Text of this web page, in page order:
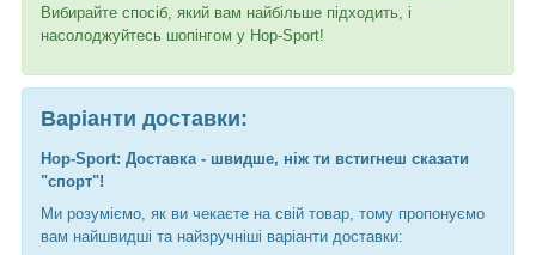
Вибирайте спосіб, який вам найбільше підходить, і
насолоджуйтесь шопінгом у Hop-Sport!
Варіанти доставки:
Hop-Sport: Доставка - швидше, ніж ти встигнеш сказати
"спорт"!
Ми розуміємо, як ви чекаєте на свій товар, тому пропонуємо
вам найшвидші та найзручніші варіанти доставки: